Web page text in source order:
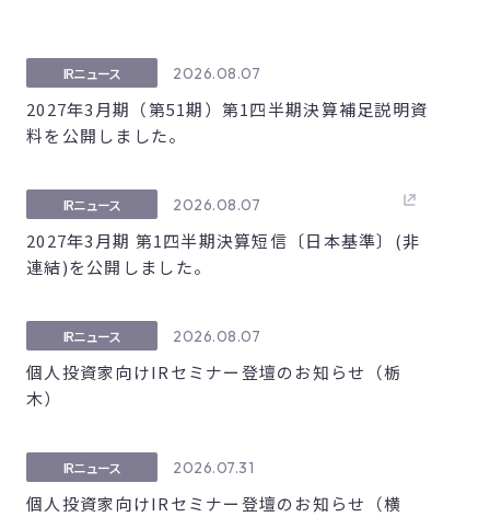
2026.08.07
IRニュース
2027年3月期（第51期）第1四半期決算補足説明資
料を公開しました。
2026.08.07
IRニュース
2027年3月期 第1四半期決算短信〔日本基準〕(非
連結)を公開しました。
2026.08.07
IRニュース
個人投資家向けIRセミナー登壇のお知らせ（栃
木）
2026.07.31
IRニュース
個人投資家向けIRセミナー登壇のお知らせ（横